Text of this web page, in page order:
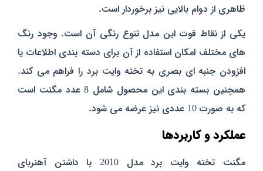
ظاهری از دوام بالایی نیز برخوردار است.
یکی از نقاط قوت این مدل تنوع رنگی آن است. وجود رنگ‌
های مختلف امکان استفاده از آن برای دسته‌ بندی اطلاعات یا
افزودن جنبه‌ ای بصری به تخته وایت برد را فراهم می‌ کند.
همچنین بسته‌ بندی این محصول شامل 8 عدد مگنت است
که به‌ صورت 10 عددی نیز عرضه می‌ شود.
عملکرد و کاربردها
مگنت تخته وایت برد مدل 2010 با داشتن آهنربای